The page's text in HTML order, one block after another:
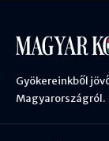
Gyökereinkből
Magyarországról.